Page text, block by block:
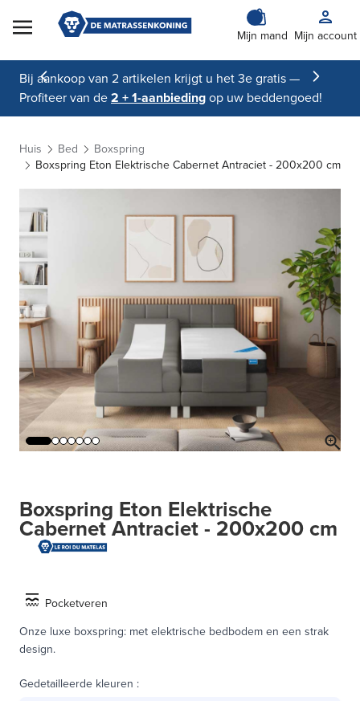
Skip to Content
Mijn mand Mijn account
Bij aankoop van 2 artikelen krijgt u het 3e gratis —
Profiteer van de2 + 1-aanbiedingop uw beddengoed!
Huis Bed
Boxspring
Boxspring Eton Elektrische Cabernet Antraciet - 200x200 cm
Boxspring Eton Elektrische
Cabernet Antraciet - 200x200 cm
Pocketveren
Onze luxe boxspring: met elektrische bedbodem en een strak
design.
Gedetailleerde kleuren :